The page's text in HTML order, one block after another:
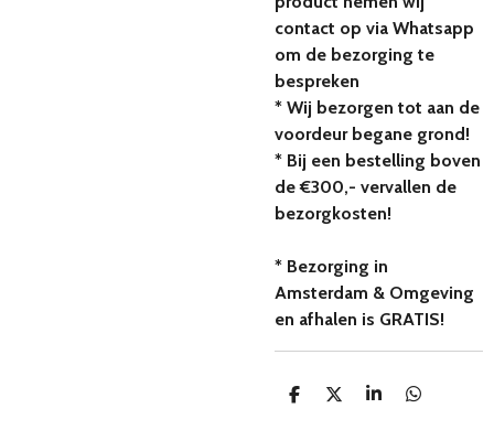
contact op via Whatsapp
om de bezorging te
bespreken
* Wij bezorgen tot aan de
voordeur begane grond!
* Bij een bestelling boven
de €300,- vervallen de
bezorgkosten!
* Bezorging in
Amsterdam & Omgeving
en afhalen is GRATIS!
D
D
S
D